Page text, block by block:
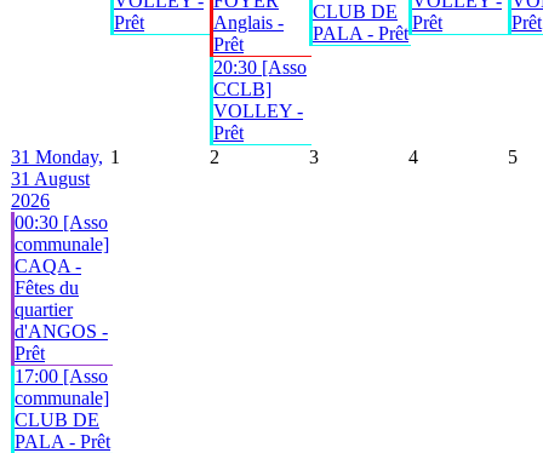
Prêt
Anglais -
Prêt
20:30 [Asso
CCLB]
VOLLEY -
Prêt
CLUB DE
PALA - Prêt
Prêt
Prêt
31 Monday,
31 August
2026
00:30 [Asso
communale]
CAQA -
Fêtes du
quartier
d'ANGOS -
Prêt
17:00 [Asso
communale]
CLUB DE
PALA - Prêt
1 2 3 4 5